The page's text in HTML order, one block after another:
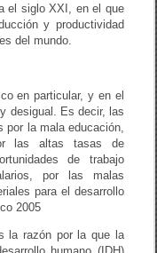
el siglo XXI, en el que
y productividad
del mundo.
en particular, y en el
desigual. Es decir, las
la mala educación,
las altas tasas de
de trabajo
por las malas
para el desarrollo
2005
la razón por la que la
humano (IDH)